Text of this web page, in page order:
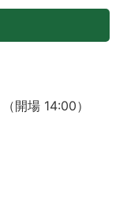
（開場 14:00）